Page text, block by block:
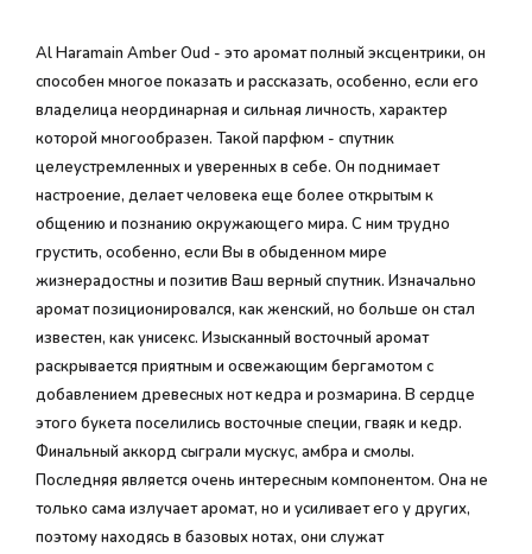
Al Haramain Amber Oud - это аромат полный эксцентрики, он
способен многое показать и рассказать, особенно, если его
владелица неординарная и сильная личность, характер
которой многообразен. Такой парфюм - спутник
целеустремленных и уверенных в себе. Он поднимает
настроение, делает человека еще более открытым к
общению и познанию окружающего мира. С ним трудно
грустить, особенно, если Вы в обыденном мире
жизнерадостны и позитив Ваш верный спутник. Изначально
аромат позиционировался, как женский, но больше он стал
известен, как унисекс. Изысканный восточный аромат
раскрывается приятным и освежающим бергамотом с
добавлением древесных нот кедра и розмарина. В сердце
этого букета поселились восточные специи, гваяк и кедр.
Финальный аккорд сыграли мускус, амбра и смолы.
Последняя является очень интересным компонентом. Она не
только сама излучает аромат, но и усиливает его у других,
поэтому находясь в базовых нотах, они служат